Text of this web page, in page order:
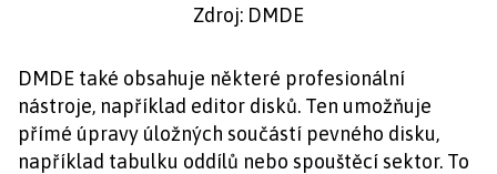
Zdroj: DMDE
DMDE také obsahuje některé profesionální
nástroje, například editor disků. Ten umožňuje
přímé úpravy úložných součástí pevného disku,
například tabulku oddílů nebo spouštěcí sektor. To